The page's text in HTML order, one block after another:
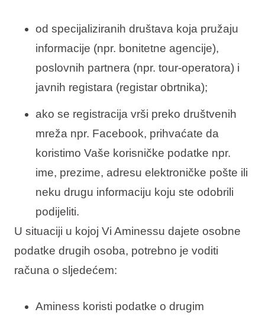
od specijaliziranih društava koja pružaju
informacije (npr. bonitetne agencije),
poslovnih partnera (npr. tour-operatora) i
javnih registara (registar obrtnika);
ako se registracija vrši preko društvenih
mreža npr. Facebook, prihvaćate da
koristimo Vaše korisničke podatke npr.
ime, prezime, adresu elektroničke pošte ili
neku drugu informaciju koju ste odobrili
podijeliti.
U situaciji u kojoj Vi Aminessu dajete osobne
podatke drugih osoba, potrebno je voditi
računa o sljedećem:
Aminess koristi podatke o drugim